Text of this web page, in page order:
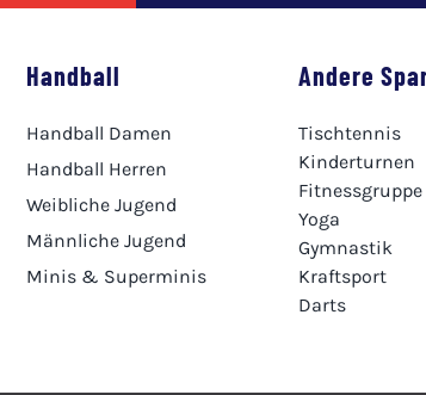
Handball
Handball Damen
Handball Herren
Weibliche Jugend
Männliche Jugend
Minis & Superminis
Andere
Tischtennis
Kinderturnen
Fitnessgruppe
Yoga
Gymnastik
Kraftsport
Darts